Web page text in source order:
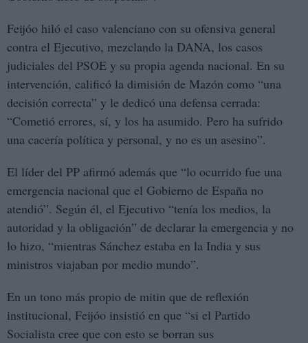
Feijóo hiló el caso valenciano con su ofensiva general
contra el Ejecutivo, mezclando la DANA, los casos
judiciales del PSOE y su propia agenda nacional. En su
intervención, calificó la dimisión de Mazón como “una
decisión correcta” y le dedicó una defensa cerrada:
“Cometió errores, sí, y los ha asumido. Pero ha sufrido
una cacería política y personal, y no es un asesino”.
El líder del PP afirmó además que “lo ocurrido fue una
emergencia nacional que el Gobierno de España no
atendió”. Según él, el Ejecutivo “tenía los medios, la
autoridad y la obligación” de declarar la emergencia y no
lo hizo, “mientras Sánchez estaba en la India y sus
ministros viajaban por medio mundo”.
En un tono más propio de mitin que de reflexión
institucional, Feijóo insistió en que “si el Partido
Socialista cree que con esto se borran sus